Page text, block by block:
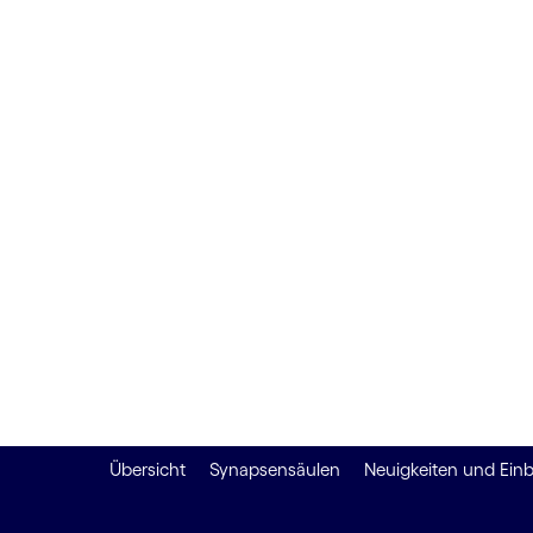
Übersicht Synapsensäulen Neuigkeiten und